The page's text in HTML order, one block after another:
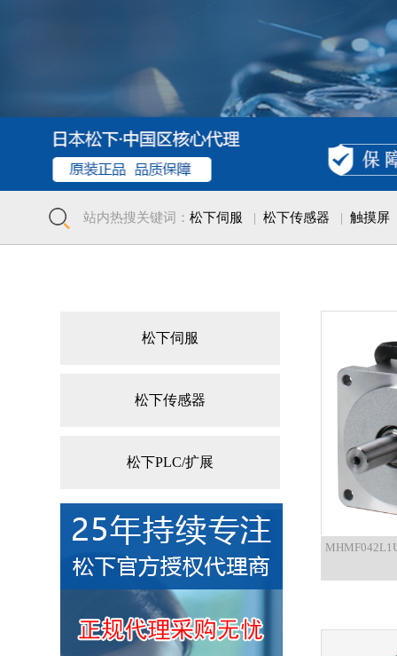
站内热搜关键词： 松下伺服 | 松下传感器 | 触摸屏
松下伺服
松下传感器
松下PLC/扩展